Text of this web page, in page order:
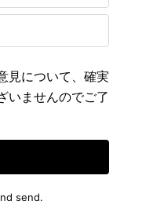
見について、確実
いませんのでご了
send.